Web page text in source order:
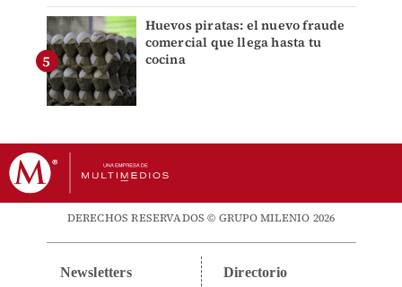
Huevos piratas: el nuevo fraude
comercial que llega hasta tu
cocina
DERECHOS RESERVADOS © GRUPO MILENIO 2026
Newsletters Directorio